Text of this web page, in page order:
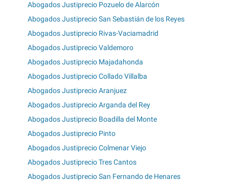
Abogados Justiprecio Pozuelo de Alarcón
Abogados Justiprecio San Sebastián de los Reyes
Abogados Justiprecio Rivas-Vaciamadrid
Abogados Justiprecio Valdemoro
Abogados Justiprecio Majadahonda
Abogados Justiprecio Collado Villalba
Abogados Justiprecio Aranjuez
Abogados Justiprecio Arganda del Rey
Abogados Justiprecio Boadilla del Monte
Abogados Justiprecio Pinto
Abogados Justiprecio Colmenar Viejo
Abogados Justiprecio Tres Cantos
Abogados Justiprecio San Fernando de Henares